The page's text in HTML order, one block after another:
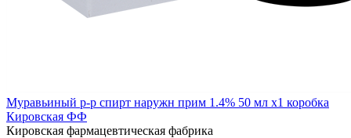
Муравьиный р-р спирт наружн прим 1.4% 50 мл x1 коробка
Кировская ФФ
Кировская фармацевтическая фабрика